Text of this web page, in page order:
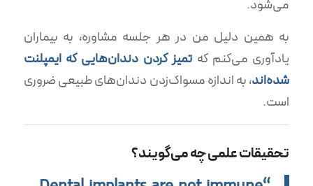
می‌شود.
به همین دلیل من در هر جلسه مشاوره، به بیماران
یادآوری می‌کنم که تمیز کردن دندان‌هایی که ایمپلنت
شده‌اند، به اندازه مسواک‌زدن دندان‌های طبیعی ضروری
است.
تحقیقات علمی چه می‌گویند؟